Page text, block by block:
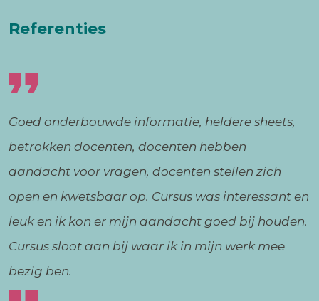
Referenties
Goed onderbouwde informatie, heldere sheets,
betrokken docenten, docenten hebben
aandacht voor vragen, docenten stellen zich
open en kwetsbaar op. Cursus was interessant en
leuk en ik kon er mijn aandacht goed bij houden.
Cursus sloot aan bij waar ik in mijn werk mee
bezig ben.